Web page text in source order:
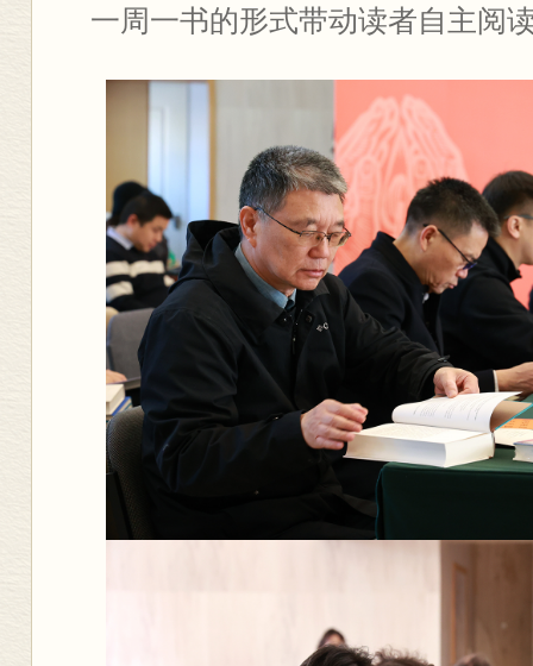
一周一书的形式带动读者自主阅